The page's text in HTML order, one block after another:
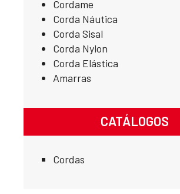
Cordame
Corda Náutica
Corda Sisal
Corda Nylon
Corda Elástica
Amarras
CATÁLOGOS
Cordas